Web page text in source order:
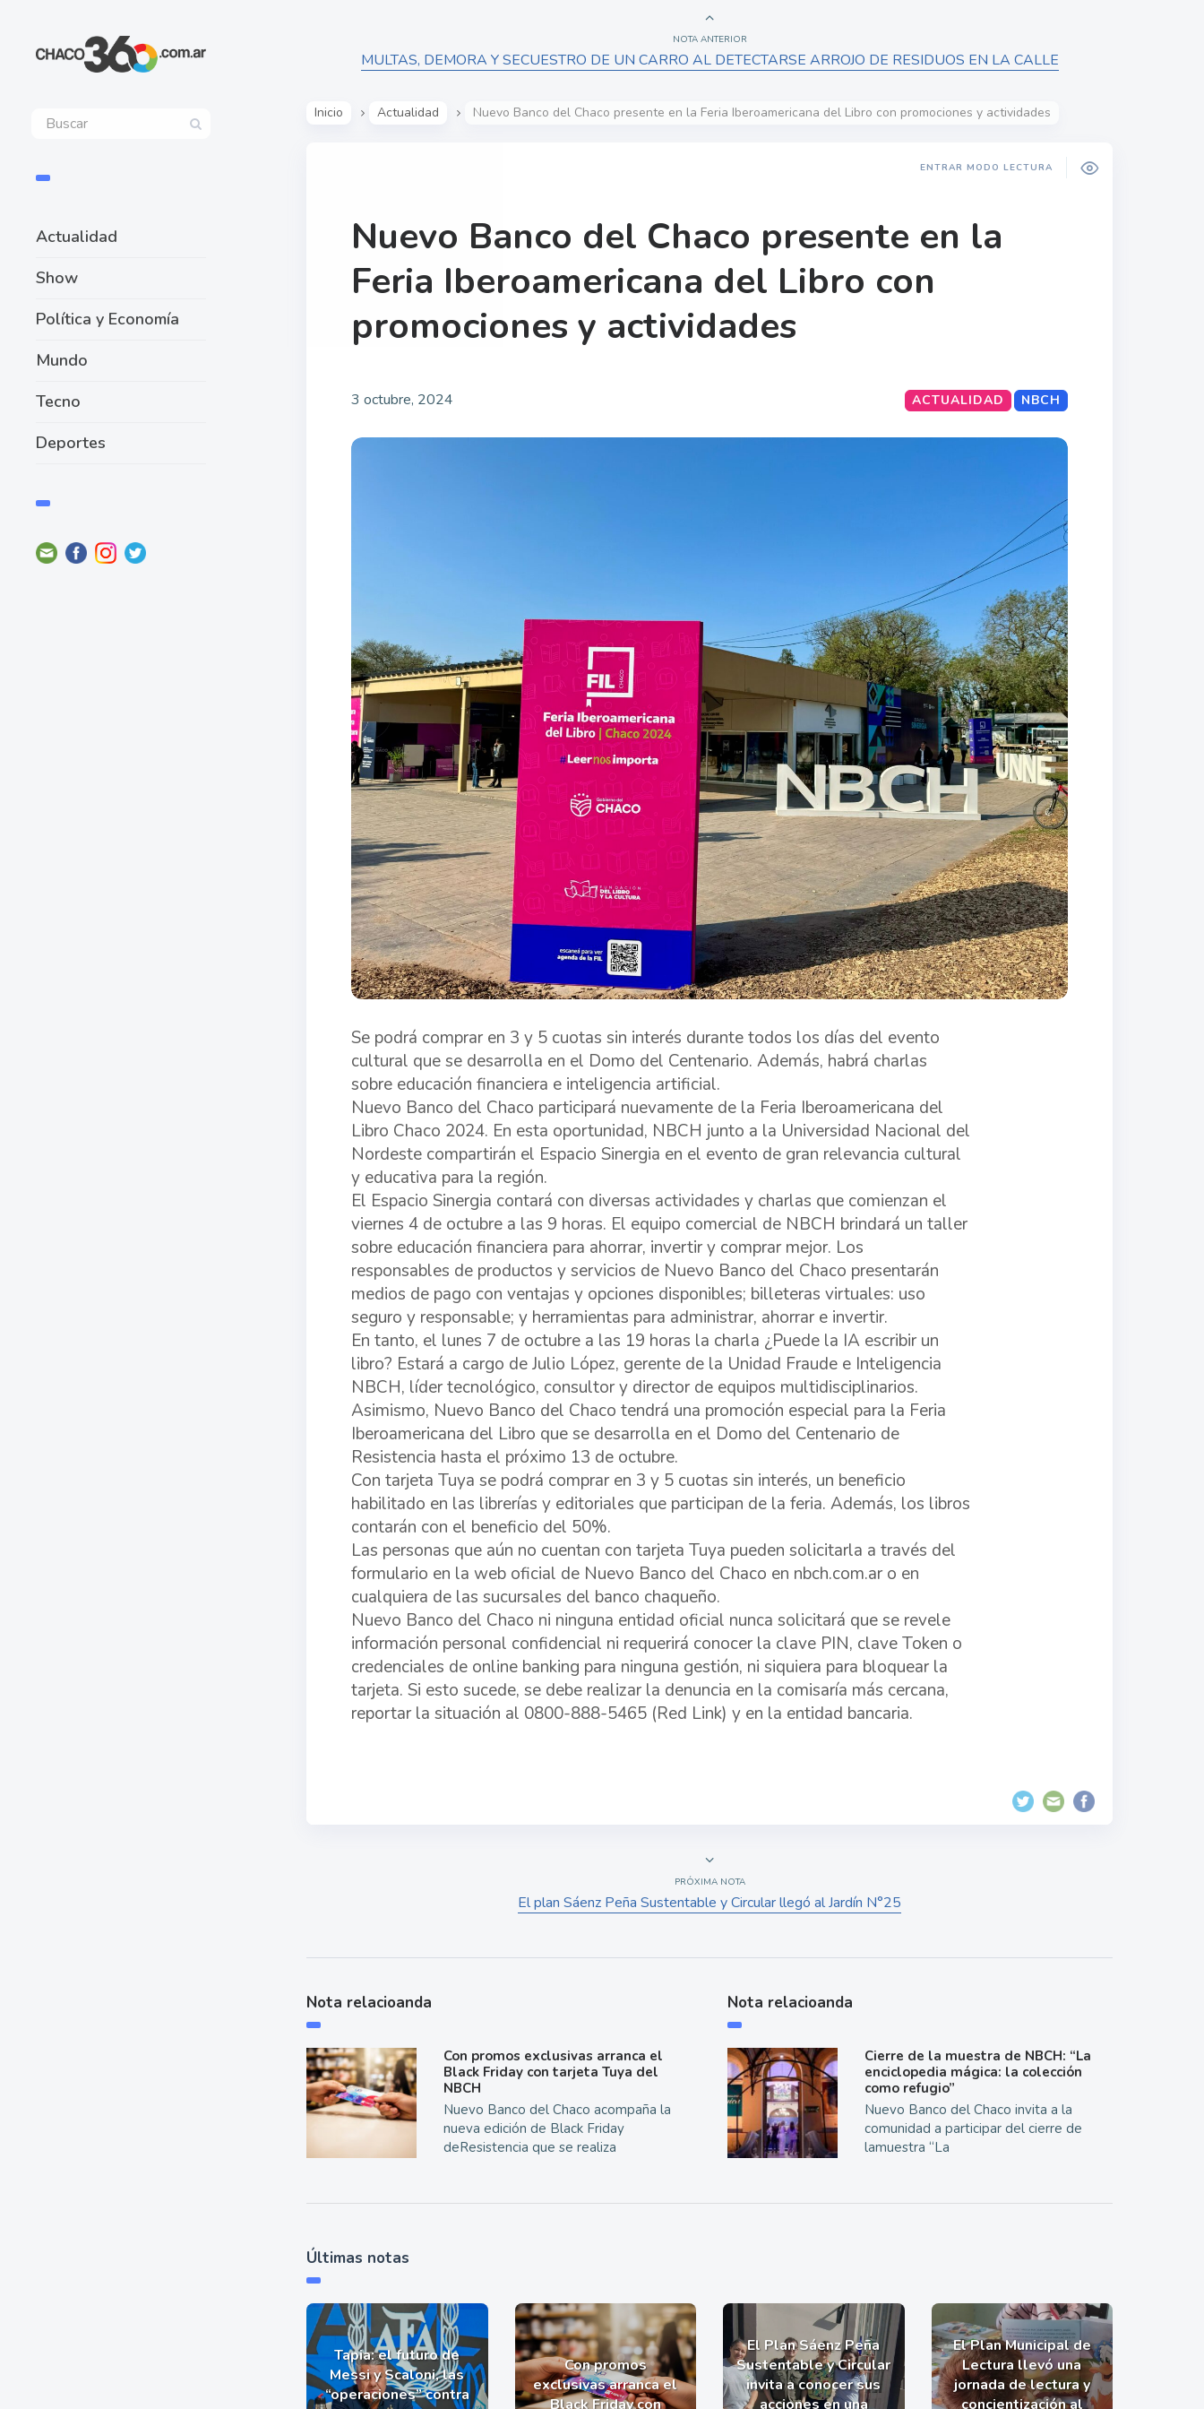
Actualidad
Show
Política y Economía
Mundo
Tecno
Deportes
NOTA ANTERIOR
MULTAS, DEMORA Y SECUESTRO DE UN CARRO AL DETECTARSE ARROJO DE RESIDUOS EN LA CALLE
Inicio Actualidad Nuevo Banco del Chaco presente en la Feria Iberoamericana del Libro con promociones y actividades
ENTRAR MODO LECTURA
Nuevo Banco del Chaco presente en la
Feria Iberoamericana del Libro con
promociones y actividades
3 octubre, 2024 NBCH
ACTUALIDAD
Se podrá comprar en 3 y 5 cuotas sin interés durante todos los días del evento
cultural que se desarrolla en el Domo del Centenario. Además, habrá charlas
sobre educación financiera e inteligencia artificial.
Nuevo Banco del Chaco participará nuevamente de la Feria Iberoamericana del
Libro Chaco 2024. En esta oportunidad, NBCH junto a la Universidad Nacional del
Nordeste compartirán el Espacio Sinergia en el evento de gran relevancia cultural
y educativa para la región.
El Espacio Sinergia contará con diversas actividades y charlas que comienzan el
viernes 4 de octubre a las 9 horas. El equipo comercial de NBCH brindará un taller
sobre educación financiera para ahorrar, invertir y comprar mejor. Los
responsables de productos y servicios de Nuevo Banco del Chaco presentarán
medios de pago con ventajas y opciones disponibles; billeteras virtuales: uso
seguro y responsable; y herramientas para administrar, ahorrar e invertir.
En tanto, el lunes 7 de octubre a las 19 horas la charla ¿Puede la IA escribir un
libro? Estará a cargo de Julio López, gerente de la Unidad Fraude e Inteligencia
NBCH, líder tecnológico, consultor y director de equipos multidisciplinarios.
Asimismo, Nuevo Banco del Chaco tendrá una promoción especial para la Feria
Iberoamericana del Libro que se desarrolla en el Domo del Centenario de
Resistencia hasta el próximo 13 de octubre.
Con tarjeta Tuya se podrá comprar en 3 y 5 cuotas sin interés, un beneficio
habilitado en las librerías y editoriales que participan de la feria. Además, los libros
contarán con el beneficio del 50%.
Las personas que aún no cuentan con tarjeta Tuya pueden solicitarla a través del
formulario en la web oficial de Nuevo Banco del Chaco en nbch.com.ar o en
cualquiera de las sucursales del banco chaqueño.
Nuevo Banco del Chaco ni ninguna entidad oficial nunca solicitará que se revele
información personal confidencial ni requerirá conocer la clave PIN, clave Token o
credenciales de online banking para ninguna gestión, ni siquiera para bloquear la
tarjeta. Si esto sucede, se debe realizar la denuncia en la comisaría más cercana,
reportar la situación al 0800-888-5465 (Red Link) y en la entidad bancaria.
PRÓXIMA NOTA
El plan Sáenz Peña Sustentable y Circular llegó al Jardín N°25
Nota relacioanda
Con promos exclusivas arranca el
Black Friday con tarjeta Tuya del
NBCH
Nuevo Banco del Chaco acompaña la
nueva edición de Black Friday
deResistencia que se realiza
Nota relacioanda
Cierre de la muestra de NBCH: “La
enciclopedia mágica: la colección
como refugio”
Nuevo Banco del Chaco invita a la
comunidad a participar del cierre de
lamuestra “La
Últimas notas
Tapia: el futuro de
Messi y Scaloni, las
“operaciones” contra
Con promos
exclusivas arranca el
Black Friday con
El Plan Sáenz Peña
Sustentable y Circular
invita a conocer sus
acciones en una
El Plan Municipal de
Lectura llevó una
jornada de lectura y
concientización al